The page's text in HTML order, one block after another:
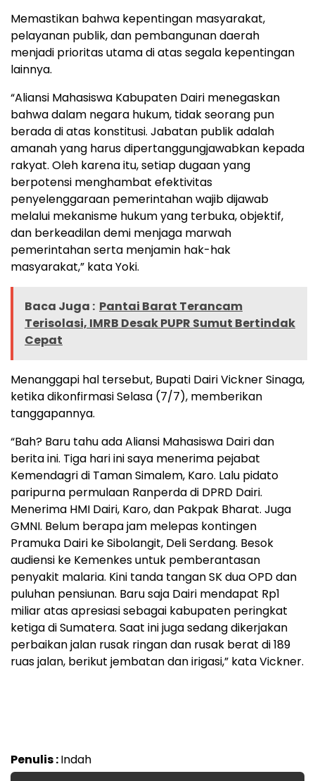
Memastikan bahwa kepentingan masyarakat,
pelayanan publik, dan pembangunan daerah
menjadi prioritas utama di atas segala kepentingan
lainnya.
“Aliansi Mahasiswa Kabupaten Dairi menegaskan
bahwa dalam negara hukum, tidak seorang pun
berada di atas konstitusi. Jabatan publik adalah
amanah yang harus dipertanggungjawabkan kepada
rakyat. Oleh karena itu, setiap dugaan yang
berpotensi menghambat efektivitas
penyelenggaraan pemerintahan wajib dijawab
melalui mekanisme hukum yang terbuka, objektif,
dan berkeadilan demi menjaga marwah
pemerintahan serta menjamin hak-hak
masyarakat,” kata Yoki.
Baca Juga : Pantai Barat Terancam
Terisolasi, IMRB Desak PUPR Sumut Bertindak
Cepat
Menanggapi hal tersebut, Bupati Dairi Vickner Sinaga,
ketika dikonfirmasi Selasa (7/7), memberikan
tanggapannya.
“Bah? Baru tahu ada Aliansi Mahasiswa Dairi dan
berita ini. Tiga hari ini saya menerima pejabat
Kemendagri di Taman Simalem, Karo. Lalu pidato
paripurna permulaan Ranperda di DPRD Dairi.
Menerima HMI Dairi, Karo, dan Pakpak Bharat. Juga
GMNI. Belum berapa jam melepas kontingen
Pramuka Dairi ke Sibolangit, Deli Serdang. Besok
audiensi ke Kemenkes untuk pemberantasan
penyakit malaria. Kini tanda tangan SK dua OPD dan
puluhan pensiunan. Baru saja Dairi mendapat Rp1
miliar atas apresiasi sebagai kabupaten peringkat
ketiga di Sumatera. Saat ini juga sedang dikerjakan
perbaikan jalan rusak ringan dan rusak berat di 189
ruas jalan, berikut jembatan dan irigasi,” kata Vickner.
Penulis :Indah